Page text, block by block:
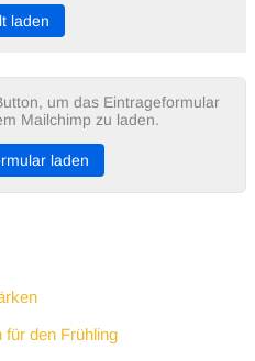
laden
um das Eintrageformular
Mailchimp zu laden.
laden
für den Frühling